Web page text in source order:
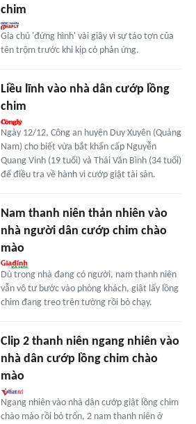
chim
Gia chủ 'đứng hình' vài giây vì sự táo tợn của
tên trộm trước khi kịp có phản ứng.
Liều lĩnh vào nhà dân cướp lồng
chim
Ngày 12/12, Công an huyện Duy Xuyên (Quảng
Nam) cho biết vừa bắt khẩn cấp Nguyễn
Quang Vinh (19 tuổi) và Thái Văn Bình (34 tuổi)
để điều tra về hành vi cướp giật tài sản.
Nam thanh niên thản nhiên vào
nhà người dân cướp chim chào
mào
Dù trong nhà đang có người, nam thanh niên
vẫn vô tư bước vào phòng khách, giật lấy lồng
chim đang treo trên tường rồi bỏ chạy.
Clip 2 thanh niên ngang nhiên vào
nhà dân cướp lồng chim chào
mào
Ngang nhiên vào nhà dân cướp giật lồng chim
chào mào rồi bỏ trốn, 2 nam thanh niên ở